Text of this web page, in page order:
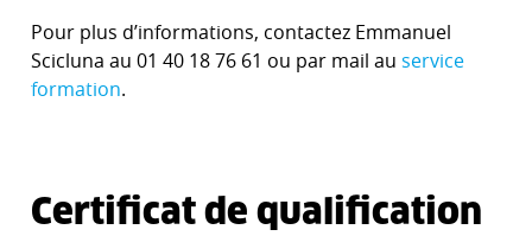
Pour plus d’informations, contactez Emmanuel
Scicluna au 01 40 18 76 61 ou par mail au service
formation.
Certificat de qualification